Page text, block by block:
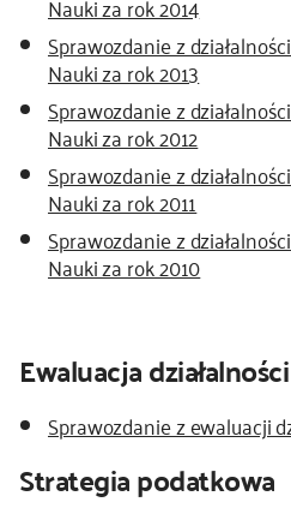
Sprawozdanie z
Nauki za rok 2013
Sprawozdanie z
Nauki za rok 2012
Sprawozdanie z
Nauki za rok 2011
Sprawozdanie z
Nauki za rok 2010
Ewaluacja
Sprawozdanie z ewaluacji
Strategia podatkowa